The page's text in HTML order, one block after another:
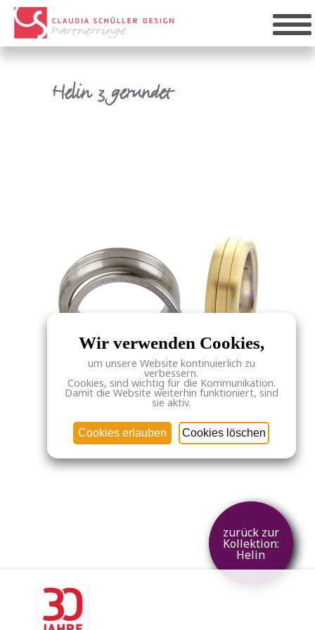
Helin 3 gerundet
zurück zur
Kollektion:
Helin
Wir verwenden Cookies,
um unsere Website kontinuierlich zu
verbessern.
Cookies, sind wichtig für die Kommunikation.
Damit die Website weiterhin funktioniert, sind
sie aktiv.
Cookies erlauben Cookies löschen